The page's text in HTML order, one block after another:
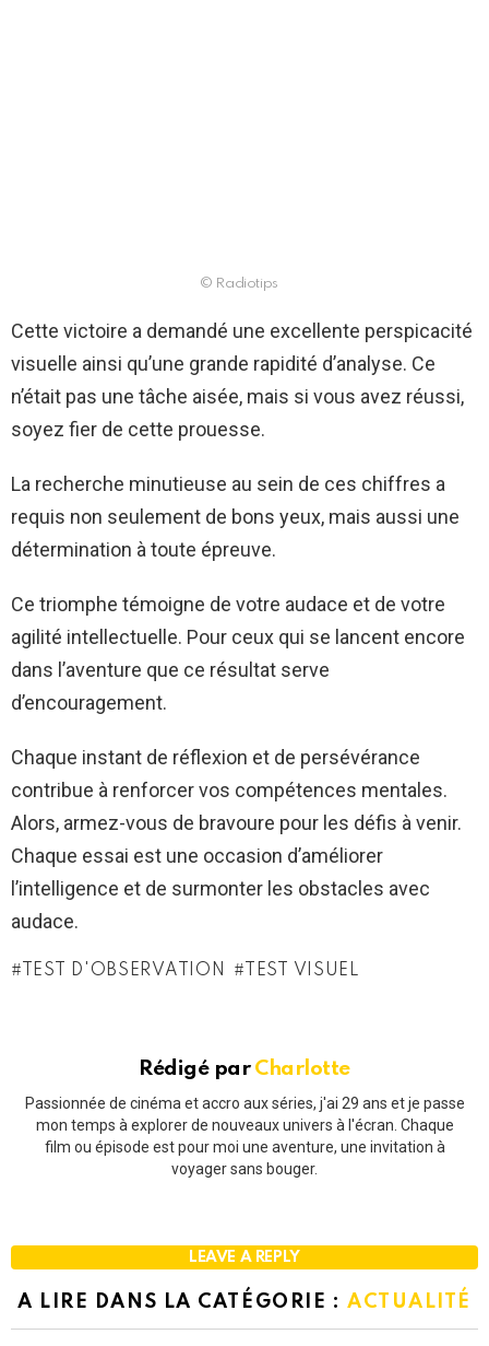
© Radiotips
Cette victoire a demandé une excellente perspicacité
visuelle ainsi qu’une grande rapidité d’analyse. Ce
n’était pas une tâche aisée, mais si vous avez réussi,
soyez fier de cette prouesse.
La recherche minutieuse au sein de ces chiffres a
requis non seulement de bons yeux, mais aussi une
détermination à toute épreuve.
Ce triomphe témoigne de votre audace et de votre
agilité intellectuelle. Pour ceux qui se lancent encore
dans l’aventure que ce résultat serve
d’encouragement.
Chaque instant de réflexion et de persévérance
contribue à renforcer vos compétences mentales.
Alors, armez-vous de bravoure pour les défis à venir.
Chaque essai est une occasion d’améliorer
l’intelligence et de surmonter les obstacles avec
audace.
TEST D'OBSERVATION TEST VISUEL
Rédigé par Charlotte
Passionnée de cinéma et accro aux séries, j'ai 29 ans et je passe
mon temps à explorer de nouveaux univers à l'écran. Chaque
film ou épisode est pour moi une aventure, une invitation à
voyager sans bouger.
LEAVE A REPLY
A LIRE DANS LA CATÉGORIE : ACTUALITÉ